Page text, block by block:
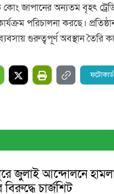
কোং জাপানের অন্যতম বৃহৎ
পরিচালনা করছে।
গুরুত্বপূর্ণ অবস্থান তৈরি
ফটোকার্ড
জুলাই আন্দোলনে
চার্জশিট